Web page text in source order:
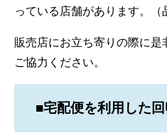
っている店舗があります。（
販売店にお立ち寄りの際に是
ご協力ください。
■宅配便を利用した